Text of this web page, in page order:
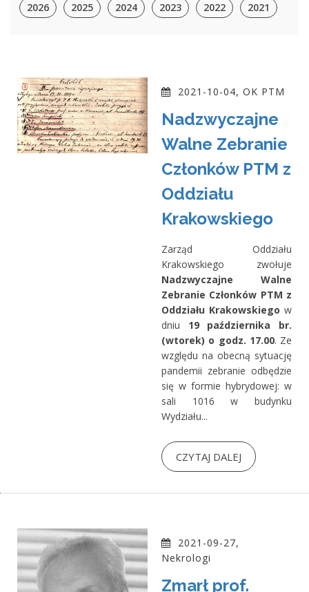
2026 2025 2024 2023 2022 2021
2021-10-04, OK PTM
Nadzwyczajne
Walne Zebranie
Członków PTM z
Oddziału
Krakowskiego
Zarząd Oddziału
Krakowskiego zwołuje
Nadzwyczajne Walne
Zebranie Członków PTM z
Oddziału Krakowskiego w
dniu 19 października br.
(wtorek) o godz. 17.00. Ze
względu na obecną sytuację
pandemii zebranie odbędzie
się w formie hybrydowej: w
sali 1016 w budynku
Wydziału...
CZYTAJ DALEJ
2021-09-27,
Nekrologi
Zmarł prof.